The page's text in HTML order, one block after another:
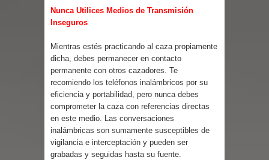
Nunca Utilices Medios de Transmisión
Inseguros
Mientras estés practicando al caza propiamente
dicha, debes permanecer en contacto
permanente con otros cazadores. Te
recomiendo los teléfonos inalámbricos por su
eficiencia y portabilidad, pero nunca debes
comprometer la caza con referencias directas
en este medio. Las conversaciones
inalámbricas son sumamente susceptibles de
vigilancia e interceptación y pueden ser
grabadas y seguidas hasta su fuente.